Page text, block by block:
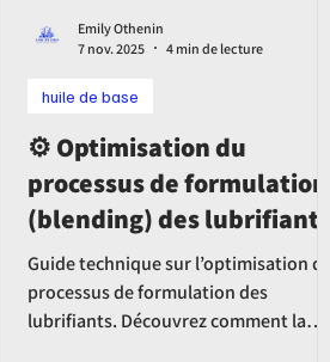
⚙️ Optimisation du
processus de formulation
(blending) des lubrifiants :
le rôle des huiles de base
dans l’extension de la
durée de vie des machines
Guide technique sur l’optimisation du
processus de formulation des
lubrifiants. Découvrez comment la
huile de base
Emily Othenin
7 nov. 2025
4 min de lecture